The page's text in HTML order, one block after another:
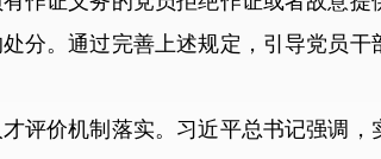
分。通过完善上述规定，引导党员
价机制落实。习近平总书记强调，